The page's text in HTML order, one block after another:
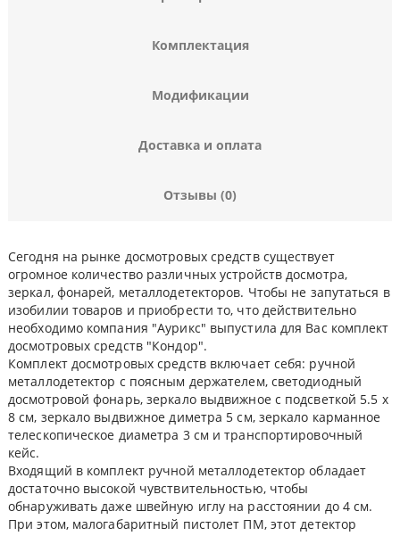
Комплектация
Модификации
Доставка и оплата
Отзывы (0)
Сегодня на рынке досмотровых средств существует
огромное количество различных устройств досмотра,
зеркал, фонарей, металлодетекторов. Чтобы не запутаться в
изобилии товаров и приобрести то, что действительно
необходимо компания "Аурикс" выпустила для Вас комплект
досмотровых средств "Кондор".
Комплект досмотровых средств включает себя: ручной
металлодетектор с поясным держателем, светодиодный
досмотровой фонарь, зеркало выдвижное с подсветкой 5.5 х
8 см, зеркало выдвижное диметра 5 см, зеркало карманное
телескопическое диаметра 3 см и транспортировочный
кейс.
Входящий в комплект ручной металлодетектор обладает
достаточно высокой чувствительностью, чтобы
обнаруживать даже швейную иглу на расстоянии до 4 см.
При этом, малогабаритный пистолет ПМ, этот детектор